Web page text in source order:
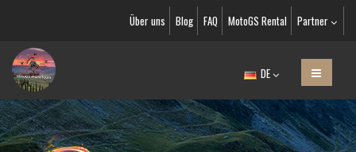
Über uns Blog FAQ MotoGS Rental Partner
DE